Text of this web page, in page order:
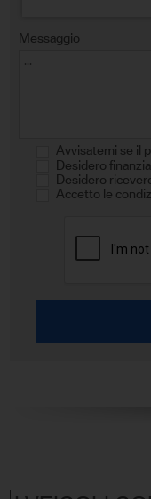
Messaggio
Avvisatemi se il
Desidero
Desidero
Accetto le